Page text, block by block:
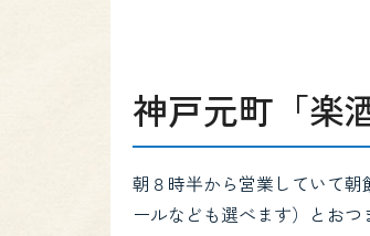
神戸元町「楽酒
朝８時半から営業していて
ールなども選べます）とお